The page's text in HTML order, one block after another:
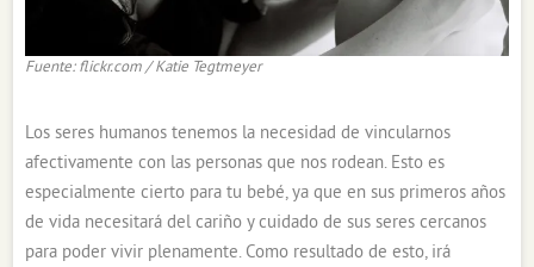
Fuente: flickr.com / Katie Tegtmeyer
Los seres humanos tenemos la necesidad de vincularnos
afectivamente con las personas que nos rodean. Esto es
especialmente cierto para tu bebé, ya que en sus primeros años
de vida necesitará del cariño y cuidado de sus seres cercanos
para poder vivir plenamente. Como resultado de esto, irá